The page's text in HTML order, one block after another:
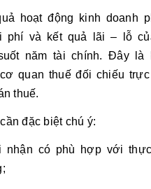
hoạt động kinh doanh
phí và kết quả lãi – lỗ
năm tài chính. Đây là
quan thuế đối chiếu
thuế.
đặc biệt chú ý:
nhận có phù hợp với